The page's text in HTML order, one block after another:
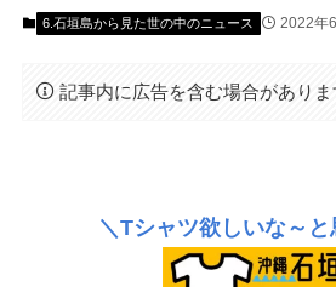
6.石垣島から見た世の中のニュース 2022年
記事内に広告を含む場合がありま
＼Tシャツ欲しいな～